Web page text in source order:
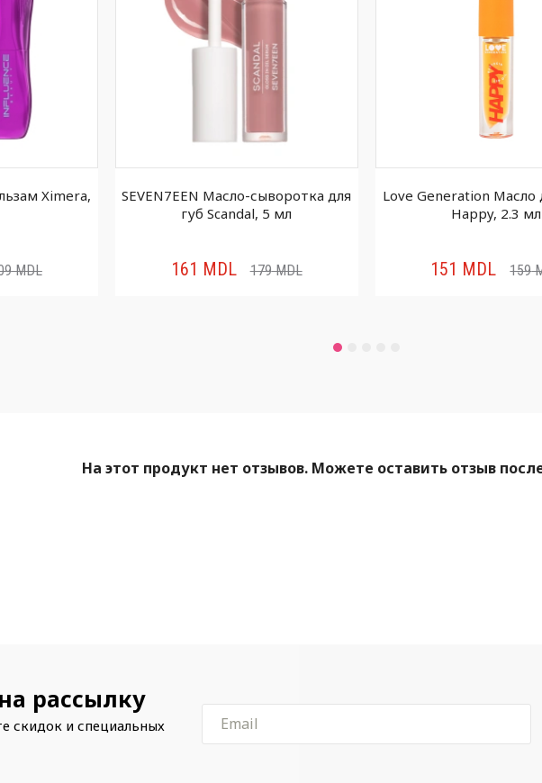
Ximera,
MDL
SEVEN7EEN Масло-сыворотка для
губ Scandal, 5 мл
161 MDL 179MDL
Love Generation Масло
Happy, 2.3 мл
151 MDL 159
На этот продукт нет отзывов. Можете оставить отзыв
рассылку
скидок и специальных